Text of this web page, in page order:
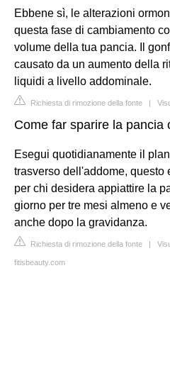
Ebbene sì, le alterazioni
questa fase di cambiamento
volume della tua pancia. Il
causato da un aumento della
liquidi a livello addominale.
Richiesta di rimozione della fonte |
Come far sparire la pancia
Esegui quotidianamente il
trasverso dell'addome, questo
per chi desidera appiattire la
giorno per tre mesi almeno e
anche dopo la gravidanza.
Richiesta di rimozione della fonte |
fitisbeauty.com